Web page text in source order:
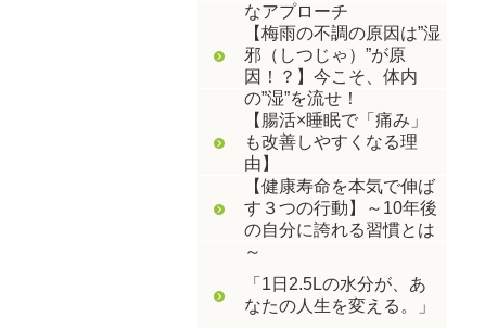
なアプローチ
【梅雨の不調の原因は”湿
邪（しつじゃ）”が原
因！？】今こそ、体内
の”湿”を流せ！
【腸活×睡眠で「痛み」
も改善しやすくなる理
由】
【健康寿命を本気で伸ば
す３つの行動】～10年後
の自分に誇れる習慣とは
～
「1日2.5Lの水分が、あ
なたの人生を変える。」